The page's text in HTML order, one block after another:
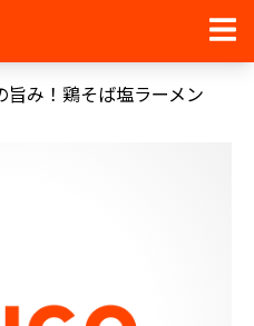
旨み！鶏そば塩ラーメン